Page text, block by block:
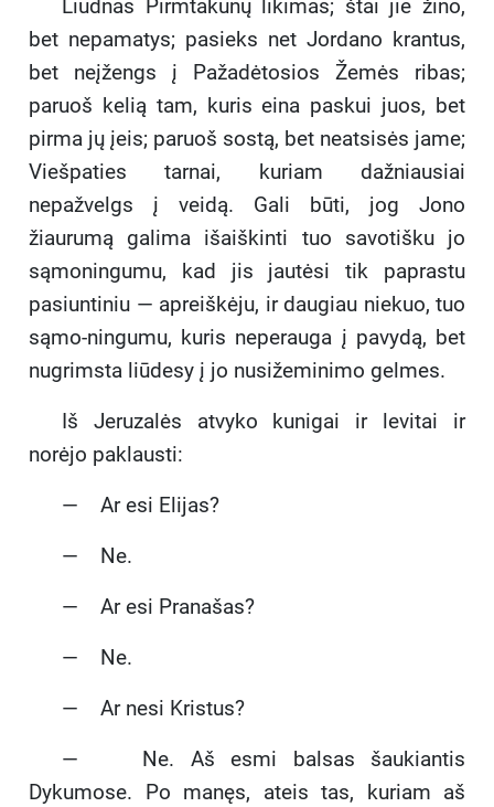
Liūdnas Pirmtakūnų likimas; štai jie žino,
bet nepamatys; pasieks net Jordano krantus,
bet neįžengs į Pažadėtosios Žemės ribas;
paruoš kelią tam, kuris eina paskui juos, bet
pirma jų įeis; paruoš sostą, bet neatsisės jame;
Viešpaties tarnai, kuriam dažniausiai
nepažvelgs į veidą. Gali būti, jog Jono
žiaurumą galima išaiškinti tuo savotišku jo
sąmoningumu, kad jis jautėsi tik paprastu
pasiuntiniu — apreiškėju, ir daugiau niekuo, tuo
sąmo-ningumu, kuris neperauga į pavydą, bet
nugrimsta liūdesy į jo nusižeminimo gelmes.
Iš Jeruzalės atvyko kunigai ir levitai ir
norėjo paklausti:
— Ar esi Elijas?
— Ne.
— Ar esi Pranašas?
— Ne.
— Ar nesi Kristus?
— Ne. Aš esmi balsas šaukiantis
Dykumose. Po manęs, ateis tas, kuriam aš